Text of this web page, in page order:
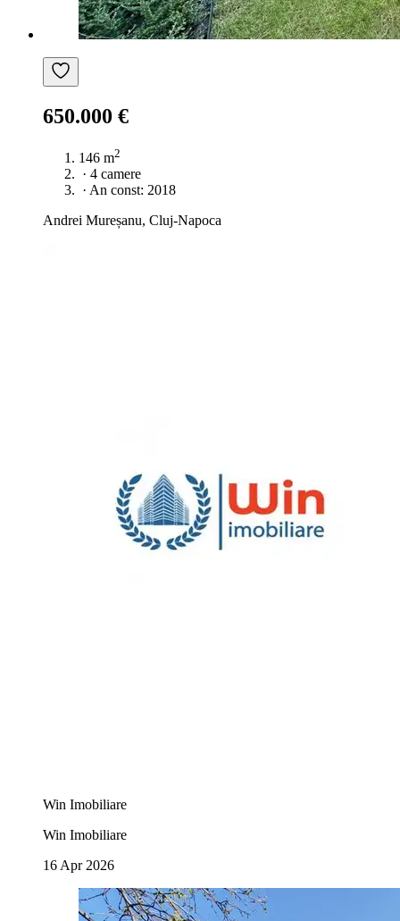
650.000 €
146 m2
· 4 camere
· An const: 2018
Andrei Mureșanu, Cluj-Napoca
Win Imobiliare
Win Imobiliare
16 Apr 2026